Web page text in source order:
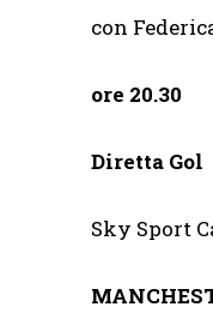
con
ore 20.30
Diretta Gol
Sky Sport